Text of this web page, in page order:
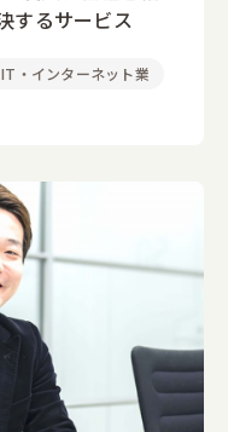
するサービス
IT・インターネット業